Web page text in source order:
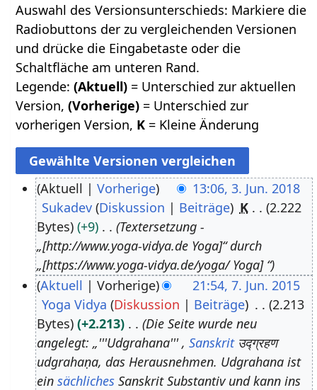
Auswahl des Versionsunterschieds: Markiere die
Radiobuttons der zu vergleichenden Versionen
und drücke die Eingabetaste oder die
Schaltfläche am unteren Rand.
Legende:(Aktuell) = Unterschied zur aktuellen
Version,(Vorherige) = Unterschied zur
vorherigen Version, K = Kleine Änderung
n
Aktuell Vorherige
13:06, 3. Jun. 2018
Sukadev Diskussion Beiträge K
2.222
Bytes
+9
Textersetzung -
„[http://www.yoga-vidya.de Yoga]“ durch
„[https://www.yoga-vidya.de/yoga/ Yoga] “
Aktuell Vorherige
21:54, 7. Jun. 2015
Yoga Vidya Diskussion Beiträge
2.213
Bytes
+2.213
Die Seite wurde neu
angelegt: „'''Udgrahana''' , Sanskritउद्ग्रहण
udgrahaṇa, das Herausnehmen. Udgrahana ist
ein sächlichesSanskrit Substantiv und kann ins